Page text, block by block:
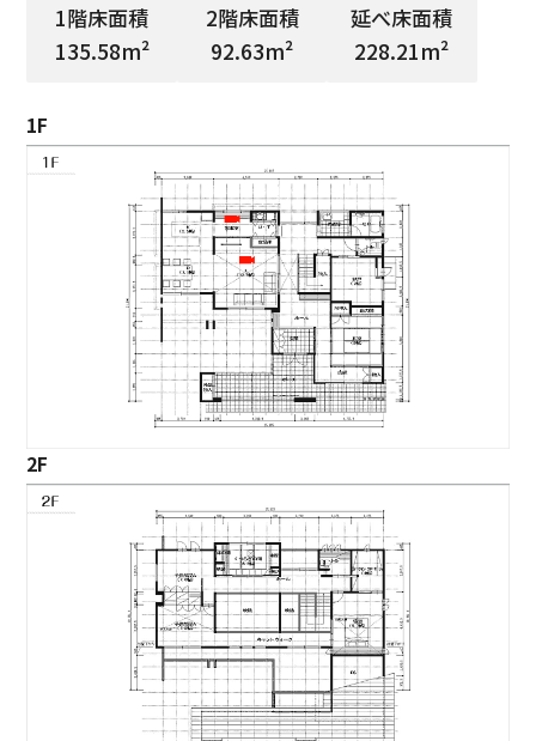
1階床面積
135.58m²
2階床面積
92.63m²
延べ床面積
228.21m²
1F
2F